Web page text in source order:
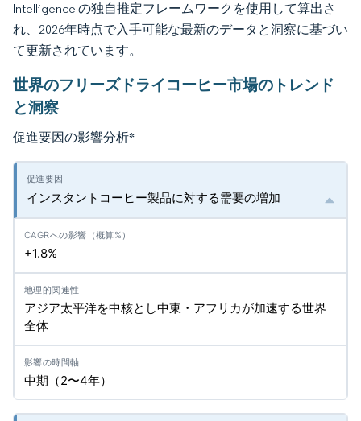
Intelligence の独自推定フレームワークを使用して算出さ
れ、2026年時点で入手可能な最新のデータと洞察に基づい
て更新されています。
世界のフリーズドライコーヒー市場のトレンド
と洞察
促進要因の影響分析*
インスタントコーヒー製品に対する需要の増加
+1.8%
アジア太平洋を中核とし中東・アフリカが加速する世界
全体
中期（2〜4年）